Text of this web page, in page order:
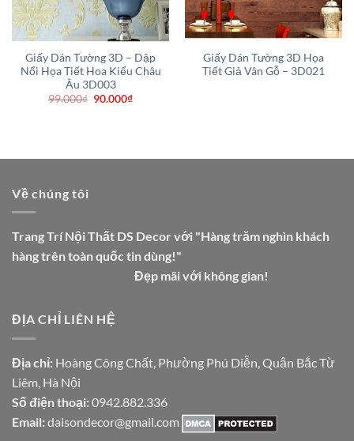
Giấy Dán Tường 3D – Dập
Nổi Họa Tiết Hoa Kiểu Châu
Âu 3D003
99.000₫ Giá
90.000₫Giá
Giấy Dán Tường 3D Họa
Tiết Giả Vân Gỗ – 3D021
Về chúng tôi
Trang Trí Nội Thất DS Decor với "Hàng trăm nghìn khách
hàng trên toàn quốc tin dùng!"
Đẹp mãi với không gian!
ĐỊA CHỈ LIÊN HỆ
Địa chỉ: Hoàng Công Chất, Phường Phú Diễn, Quận Bắc Từ
Liêm, Hà Nội
Số điện thoại: 0942.882.336
Email: daisondecor@gmail.com